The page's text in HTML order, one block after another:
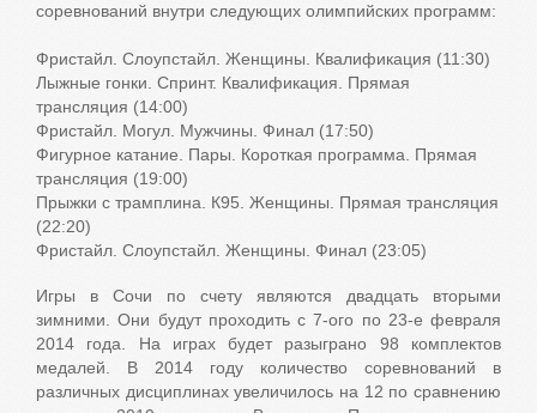
соревнований внутри следующих олимпийских программ:
Фристайл. Слоупстайл. Женщины. Квалификация (11:30)
Лыжные гонки. Спринт. Квалификация. Прямая
трансляция (14:00)
Фристайл. Могул. Мужчины. Финал (17:50)
Фигурное катание. Пары. Короткая программа. Прямая
трансляция (19:00)
Прыжки с трамплина. К95. Женщины. Прямая трансляция
(22:20)
Фристайл. Слоупстайл. Женщины. Финал (23:05)
Игры в Сочи по счету являются двадцать вторыми
зимними. Они будут проходить с 7-ого по 23-е февраля
2014 года. На играх будет разыграно 98 комплектов
медалей. В 2014 году количество соревнований в
различных дисциплинах увеличилось на 12 по сравнению